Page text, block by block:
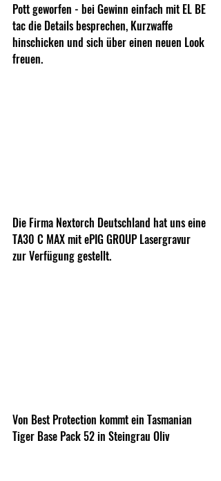
Pott geworfen - bei Gewinn einfach mit EL BE
tac die Details besprechen, Kurzwaffe
hinschicken und sich über einen neuen Look
freuen.
Die Firma Nextorch Deutschland hat uns eine
TA30 C MAX mit ePIG GROUP Lasergravur
zur Verfügung gestellt.
Von Best Protection kommt ein Tasmanian
Tiger Base Pack 52 in Steingrau Oliv